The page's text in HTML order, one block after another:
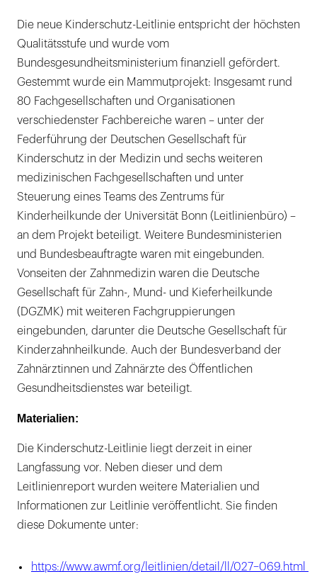
Die neue Kinderschutz-Leitlinie entspricht der höchsten
Qualitätsstufe und wurde vom
Bundesgesundheitsministerium finanziell gefördert.
Gestemmt wurde ein Mammutprojekt: Insgesamt rund
80 Fachgesellschaften und Organisationen
verschiedenster Fachbereiche waren – unter der
Federführung der Deutschen Gesellschaft für
Kinderschutz in der Medizin und sechs weiteren
medizinischen Fachgesellschaften und unter
Steuerung eines Teams des Zentrums für
Kinderheilkunde der Universität Bonn (Leitlinienbüro) –
an dem Projekt beteiligt. Weitere Bundesministerien
und Bundesbeauftragte waren mit eingebunden.
Vonseiten der Zahnmedizin waren die Deutsche
Gesellschaft für Zahn-, Mund- und Kieferheilkunde
(DGZMK) mit weiteren Fachgruppierungen
eingebunden, darunter die Deutsche Gesellschaft für
Kinderzahnheilkunde. Auch der Bundesverband der
Zahnärztinnen und Zahnärzte des Öffentlichen
Gesundheitsdienstes war beteiligt.
Materialien:
Die Kinderschutz-Leitlinie liegt derzeit in einer
Langfassung vor. Neben dieser und dem
Leitlinienreport wurden weitere Materialien und
Informationen zur Leitlinie veröffentlicht. Sie finden
diese Dokumente unter:
https://www.awmf.org/leitlinien/detail/ll/027–069.html